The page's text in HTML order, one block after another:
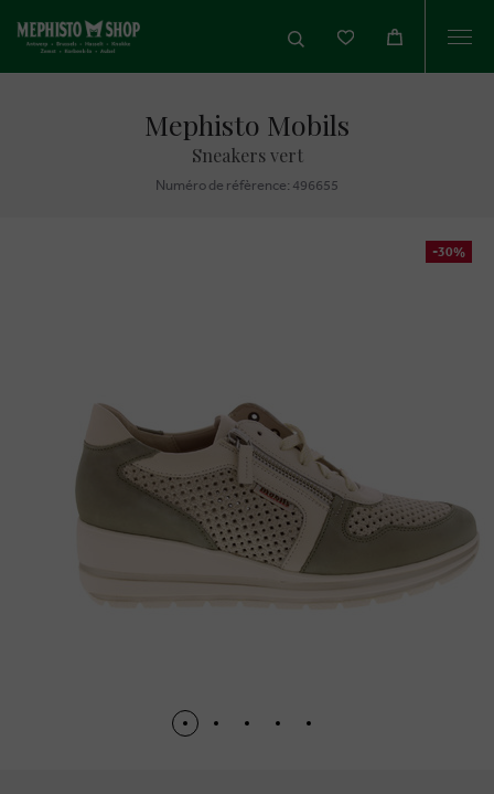
Mephisto Mobils
Sneakers vert
Numéro de réfèrence: 496655
-30%